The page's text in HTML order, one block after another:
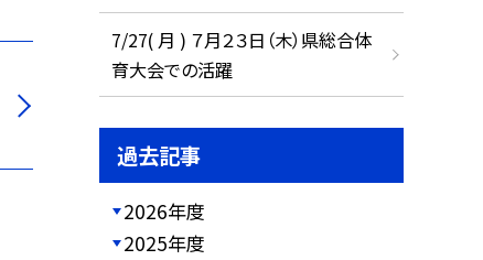
7/27( 月 ) ７月２３日（木）県総合体
育大会での活躍
過去記事
2026年度
2025年度